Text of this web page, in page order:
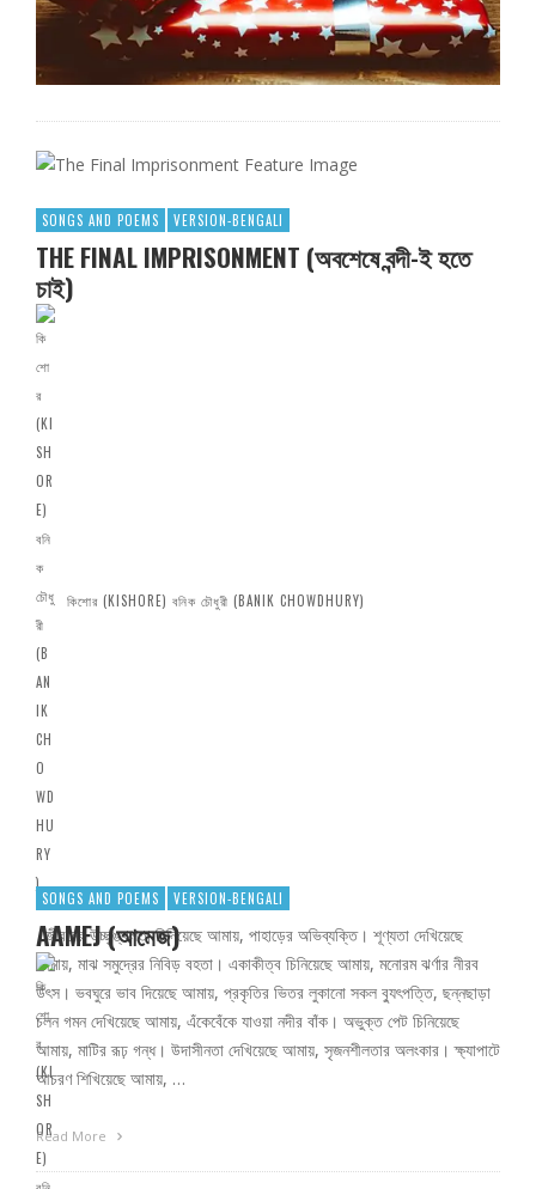
SONGS AND POEMS VERSION-BENGALI
THE FINAL IMPRISONMENT (অবশেষে বন্দী-ই হতে
চাই)
কিশোর (KISHORE) বনিক চৌধুরী (BANIK CHOWDHURY)
জীবনের উচ্ছৃঙ্খলতা চিনিয়েছে আমায়, পাহাড়ের অভিব্যক্তি। শূণ্যতা দেখিয়েছে
আমায়, মাঝ সমুদ্রের নিবিড় বহতা। একাকীত্ব চিনিয়েছে আমায়, মনোরম ঝর্ণার নীরব
উৎস। ভবঘুরে ভাব দিয়েছে আমায়, প্রকৃতির ভিতর লুকানো সকল ব্যুৎপত্তি, ছন্নছাড়া
চলন গমন দেখিয়েছে আমায়, এঁকেবেঁকে যাওয়া নদীর বাঁক। অভুক্ত পেট চিনিয়েছে
আমায়, মাটির রূঢ় গন্ধ। উদাসীনতা দেখিয়েছে আমায়, সৃজনশীলতার অলংকার। ক্ষ্যাপাটে
আচরণ শিখিয়েছে আমায়, …
Read More
SONGS AND POEMS VERSION-BENGALI
AAMEJ (আমেজ)